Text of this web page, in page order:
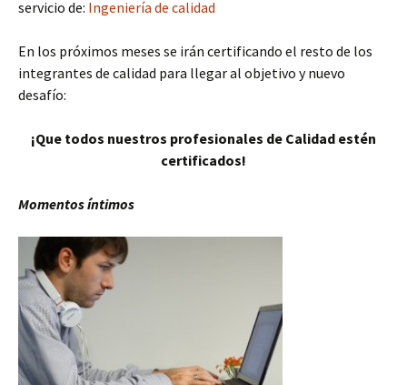
servicio de: Ingeniería de calidad
En los próximos meses se irán certificando el resto de los
integrantes de calidad para llegar al objetivo y nuevo
desafío:
¡Que todos nuestros profesionales de Calidad estén
certificados!
Momentos íntimos